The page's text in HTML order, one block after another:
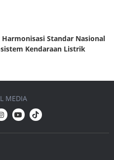
Harmonisasi Standar Nasional
Kendaraan Listrik
MEDIA